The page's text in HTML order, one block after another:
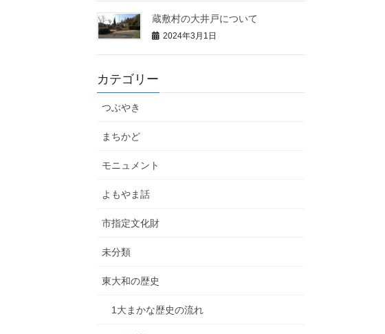
蔵敷村の大井戸について
2024年3月1日
カテゴリー
つぶやき
まちかど
モニュメント
よもやま話
市指定文化財
未分類
東大和の歴史
1大まかな歴史の流れ